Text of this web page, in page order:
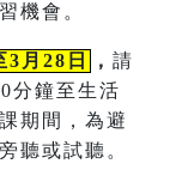
機會。
月28日 ， 請
分鐘至生活
期間，為避
聽或試聽。